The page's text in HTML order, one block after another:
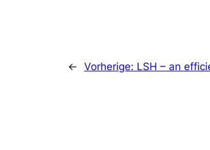
← Vorherige: LSH – an